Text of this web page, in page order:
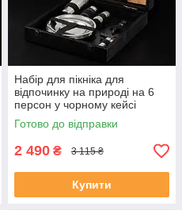
Набір для пікніка для
відпочинку на природі на 6
персон у чорному кейсі
Готово до відправки
2 490 ₴ 3 115 ₴
Купити